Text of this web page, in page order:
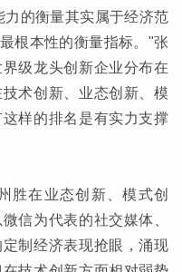
的衡量其实属于经济范
根本性的衡量指标。"张
级龙头创新企业分布在
术创新、业态创新、模
样的排名是有实力支撑
胜在业态创新、模式创
信为代表的社交媒体、
制经济表现抢眼，涌现